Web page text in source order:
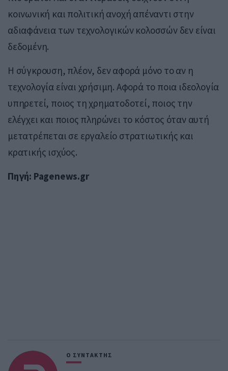
κοινωνική και πολιτική ανοχή απέναντι στην
αδιαφάνεια των τεχνολογικών κολοσσών δεν είναι
δεδομένη.
Η σύγκρουση, πλέον, δεν αφορά μόνο το αν η
τεχνολογία είναι χρήσιμη. Αφορά το ποια ιδεολογία
υπηρετεί, ποιος τη χρηματοδοτεί, ποιος την
ελέγχει και ποιος πληρώνει το κόστος όταν αυτή
μετατρέπεται σε εργαλείο στρατιωτικής και
κρατικής ισχύος.
Πηγή: Pagenews.gr
Ο ΣΥΝΤΑΚΤΗΣ